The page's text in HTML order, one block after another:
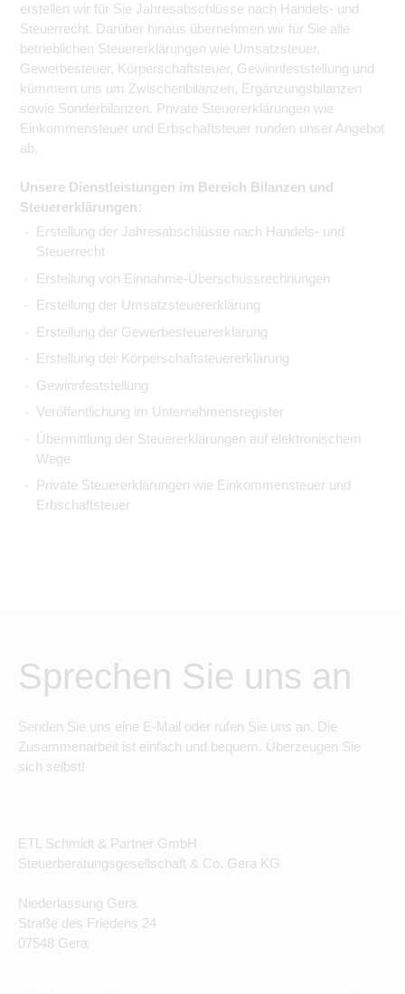
erstellen wir für Sie Jahresabschlüsse nach Handels- und
Steuerrecht. Darüber hinaus übernehmen wir für Sie alle
betrieblichen Steuererklärungen wie Umsatzsteuer,
Gewerbesteuer, Körperschaftsteuer, Gewinnfeststellung und
kümmern uns um Zwischenbilanzen, Ergänzungsbilanzen
sowie Sonderbilanzen. Private Steuererklärungen wie
Einkommensteuer und Erbschaftsteuer runden unser Angebot
ab.
Unsere Dienstleistungen im Bereich Bilanzen und
Steuererklärungen:
Erstellung der Jahresabschlüsse nach Handels- und
Steuerrecht
Erstellung von Einnahme-Überschussrechnungen
Erstellung der Umsatzsteuererklärung
Erstellung der Gewerbesteuererklärung
Erstellung der Körperschaftsteuererklärung
Gewinnfeststellung
Veröffentlichung im Unternehmensregister
Übermittlung der Steuererklärungen auf elektronischem
Wege
Private Steuererklärungen wie Einkommensteuer und
Erbschaftsteuer
Sprechen Sie uns an
Senden Sie uns eine E-Mail oder rufen Sie uns an. Die
Zusammenarbeit ist einfach und bequem. Überzeugen Sie
sich selbst!
ETL Schmidt & Partner GmbH
Steuerberatungsgesellschaft & Co. Gera KG
Niederlassung Gera
Straße des Friedens 24
07548 Gera